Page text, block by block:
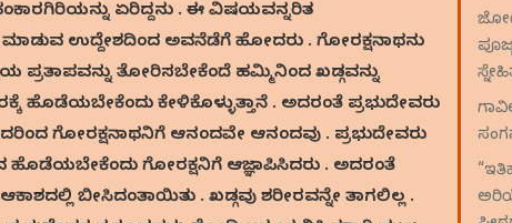
ಏರಿದ್ದನು . ಈ ವಿಷಯವನ್ನರಿತ
ಉದ್ದೇಶದಿಂದ ಅವನೆಡೆಗೆ ಹೋದರು . ಗೋರಕ್ಷನಾಥನು
ಪ್ರತಾಪವನ್ನು ತೋರಿಸಬೇಕೆಂದೆ ಹಮ್ಮಿನಿಂದ ಖಡ್ಗವನ್ನು
ಹೊಡೆಯಬೇಕೆಂದು ಕೇಳಿಕೊಳ್ಳುತ್ತಾನೆ . ಅದರಂತೆ ಪ್ರಭುದೇವರು
ಗೋರಕ್ಷನಾಥನಿಗೆ ಆನಂದವೇ ಆನಂದವು . ಪ್ರಭುದೇವರು
ಹೊಡೆಯಬೇಕೆಂದು ಗೋರಕ್ಷನಿಗೆ ಆಜ್ಞಾಪಿಸಿದರು . ಅದರಂತೆ
ಬೀಸಿದಂತಾಯಿತು . ಖಡ್ಗವು ಶರೀರವನ್ನೇ ತಾಗಲಿಲ್ಲ .